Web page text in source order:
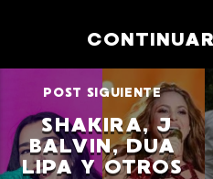
POST SIGUIENTE
SHAKIRA, J
BALVIN, DUA
LIPA Y OTROS